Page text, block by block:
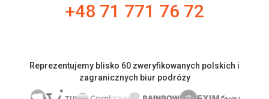
+48 71 771 76 72
Reprezentujemy blisko 60 zweryfikowanych polskich i
zagranicznych biur podróży